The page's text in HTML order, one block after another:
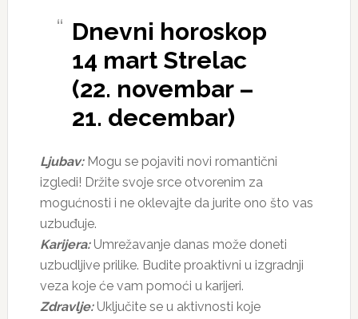
Dnevni horoskop
14 mart Strelac
(22. novembar –
21. decembar)
Ljubav:Mogu se pojaviti novi romantični
izgledi! Držite svoje srce otvorenim za
mogućnosti i ne oklevajte da jurite ono što vas
uzbuđuje.
Karijera:Umrežavanje danas može doneti
uzbudljive prilike. Budite proaktivni u izgradnji
veza koje će vam pomoći u karijeri.
Zdravlje:Uključite se u aktivnosti koje